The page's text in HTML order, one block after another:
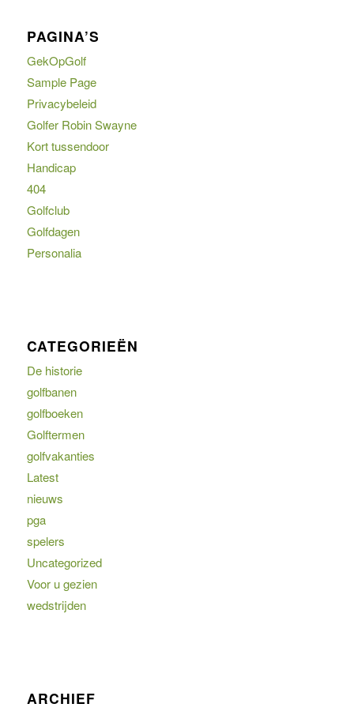
PAGINA’S
GekOpGolf
Sample Page
Privacybeleid
Golfer Robin Swayne
Kort tussendoor
Handicap
404
Golfclub
Golfdagen
Personalia
CATEGORIEËN
De historie
golfbanen
golfboeken
Golftermen
golfvakanties
Latest
nieuws
pga
spelers
Uncategorized
Voor u gezien
wedstrijden
ARCHIEF